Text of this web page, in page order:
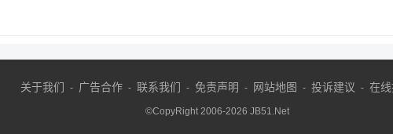
关于我们 - 广告合作 - 联系我们 - 免责声明 - 网站地图 - 投诉建议 - 在
©CopyRight 2006-2026 JB51.Net